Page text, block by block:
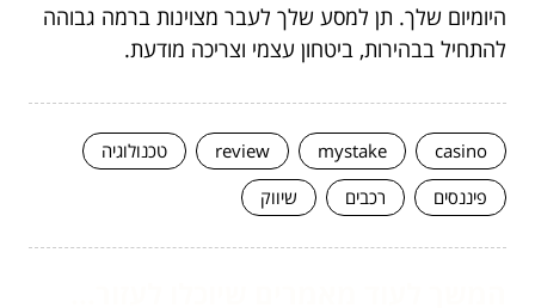
היומיום שלך. תן למסע שלך לעבר מצוינות ברמה גבוהה
להתחיל בבהירות, ביטחון עצמי וצריכה מודעת.
casino
mystake
review
טכנולוגיה
פיננסים
רכבים שיווק